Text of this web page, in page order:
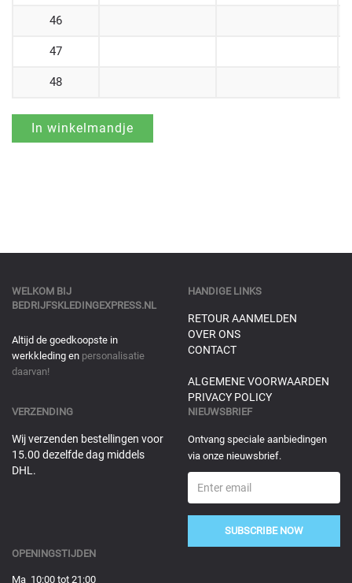
46
47
48
WELKOM BIJ
BEDRIJFSKLEDINGEXPRESS.NL
Altijd de goedkoopste in
werkkleding en personalisatie
daarvan!
HANDIGE LINKS
RETOUR AANMELDEN
OVER ONS
CONTACT
ALGEMENE VOORWAARDEN
PRIVACY POLICY
VERZENDING
Wij verzenden bestellingen voor
15.00 dezelfde dag middels
DHL.
NIEUWSBRIEF
Ontvang speciale aanbiedingen
via onze nieuwsbrief.
SUBSCRIBE NOW
OPENINGSTIJDEN
Ma 10:00 tot 21:00